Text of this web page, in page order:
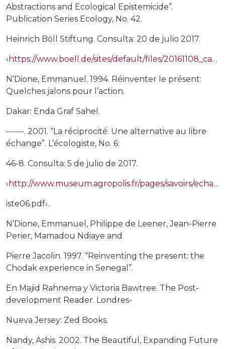
Abstractions and Ecological Epistemicide”.
Publication Series Ecology, No. 42.
Heinrich Böll Stiftung. Consulta: 20 de julio 2017.
‹ https://www.boell.de/sites/default/files/20161108_carbon_metrics_2._auflage.pdf›
N’Dione, Emmanuel. 1994. Réinventer le présent:
Quelches jalons pour l’action.
Dakar: Enda Graf Sahel.
------. 2001. “La réciprocité: Une alternative au libre
échange”. L’écologiste, No. 6:
46-8. Consulta: 5 de julio de 2017.
‹ http://www.museum.agropolis.fr/pages/savoirs/echange_nord_sud/n_dione_ecolog
iste06.pdf›.
N’Dione, Emmanuel, Philippe de Leener, Jean-Pierre
Perier, Mamadou Ndiaye and
Pierre Jacolin. 1997. “Reinventing the present: the
Chodak experience in Senegal”.
En Majid Rahnema y Victoria Bawtree. The Post-
development Reader. Londres-
Nueva Jersey: Zed Books.
Nandy, Ashis. 2002. The Beautiful, Expanding Future